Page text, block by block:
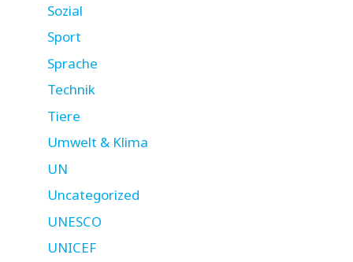
Sozial
Sport
Sprache
Technik
Tiere
Umwelt & Klima
UN
Uncategorized
UNESCO
UNICEF